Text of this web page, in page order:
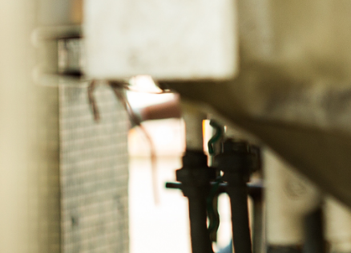
化油槽事業處以創
與解決方案為使命。